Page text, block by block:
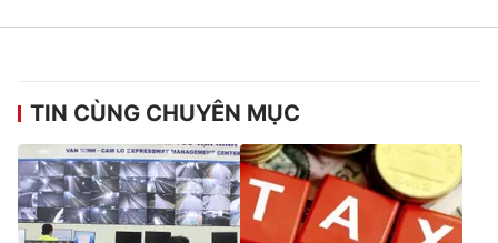
TIN CÙNG CHUYÊN MỤC